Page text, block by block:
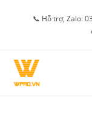
📞 Hỗ trợ, Zalo: